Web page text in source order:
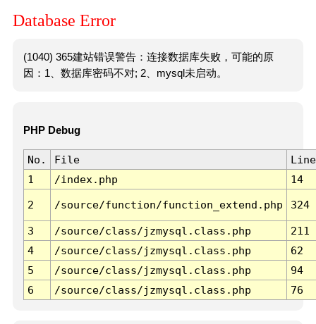
Database Error
(1040) 365建站错误警告：连接数据库失败，可能的原
因：1、数据库密码不对; 2、mysql未启动。
PHP Debug
No. File
Line
1
/index.php 14
2 /source/function/function_extend.php 324
3 /source/class/jzmysql.class.php
211
4
/source/class/jzmysql.class.php
62
5
/source/class/jzmysql.class.php
94
6
/source/class/jzmysql.class.php 76